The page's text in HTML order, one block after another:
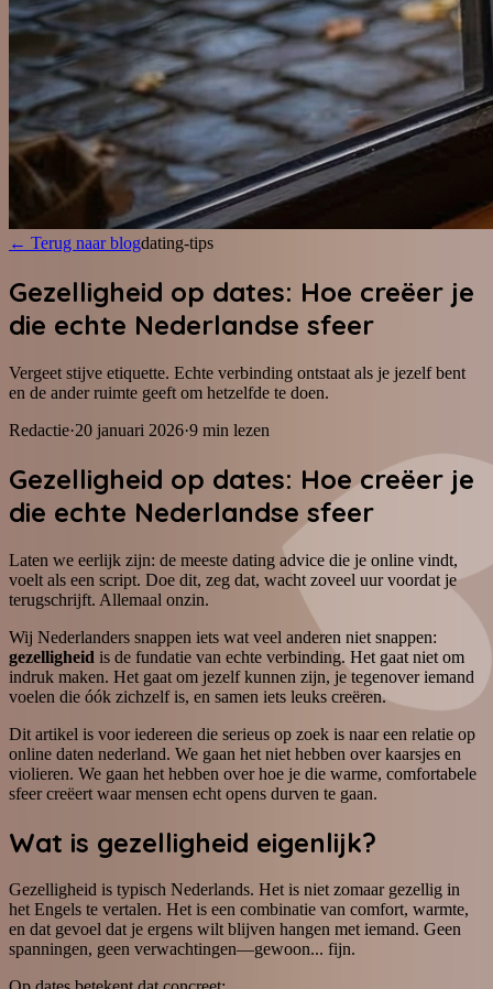
← Terug naar blogdating-tips
Gezelligheid op dates: Hoe creëer je
die echte Nederlandse sfeer
Vergeet stijve etiquette. Echte verbinding ontstaat als je jezelf bent
en de ander ruimte geeft om hetzelfde te doen.
Redactie·20 januari 2026·9 min lezen
Gezelligheid op dates: Hoe creëer je
die echte Nederlandse sfeer
Laten we eerlijk zijn: de meeste dating advice die je online vindt,
voelt als een script. Doe dit, zeg dat, wacht zoveel uur voordat je
terugschrijft. Allemaal onzin.
Wij Nederlanders snappen iets wat veel anderen niet snappen:
gezelligheid is de fundatie van echte verbinding. Het gaat niet om
indruk maken. Het gaat om jezelf kunnen zijn, je tegenover iemand
voelen die óók zichzelf is, en samen iets leuks creëren.
Dit artikel is voor iedereen die serieus op zoek is naar een relatie op
online daten nederland. We gaan het niet hebben over kaarsjes en
violieren. We gaan het hebben over hoe je die warme, comfortabele
sfeer creëert waar mensen echt opens durven te gaan.
Wat is gezelligheid eigenlijk?
Gezelligheid is typisch Nederlands. Het is niet zomaar gezellig in
het Engels te vertalen. Het is een combinatie van comfort, warmte,
en dat gevoel dat je ergens wilt blijven hangen met iemand. Geen
spanningen, geen verwachtingen—gewoon... fijn.